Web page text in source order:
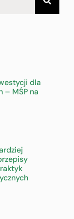
dla
– MŚP na